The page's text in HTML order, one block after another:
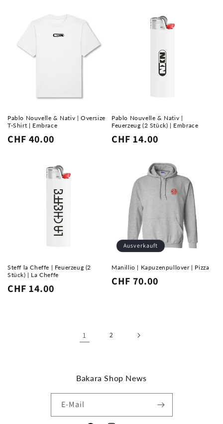
Pablo Nouvelle & Nativ | Oversize
T-Shirt | Embrace
Normaler
CHF 40.00
Pablo Nouvelle & Nativ |
Feuerzeug (2 Stück) | Embrace
Normaler
CHF 14.00
Steff la Cheffe | Feuerzeug (2
Stück) | La Cheffe
Normaler
CHF 14.00
Ausverkauft
Manillio | Kapuzenpullover | Pizza
Normaler
CHF 70.00
1 2
Bakara Shop News
E-Mail